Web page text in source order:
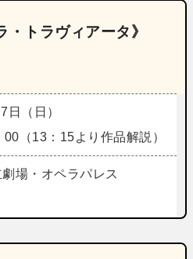
トラヴィアータ》
日（日）
00（13：15より作品解説）
場・オペラパレス